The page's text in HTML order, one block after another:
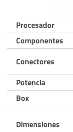
Procesador
Componentes
Conectores
Potencia
Box
Dimensiones